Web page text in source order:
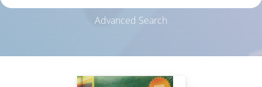
Advanced Search